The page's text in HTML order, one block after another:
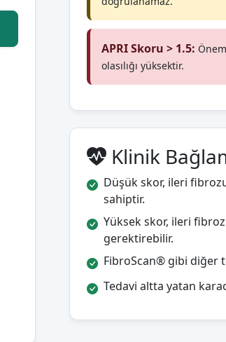
APRI Skoru > 1.5:
olasılığı yüksektir.
Klinik
Düşük skor, ileri
sahiptir.
Yüksek skor, ileri
gerektirebilir.
FibroScan® gibi diğer
Tedavi altta yatan